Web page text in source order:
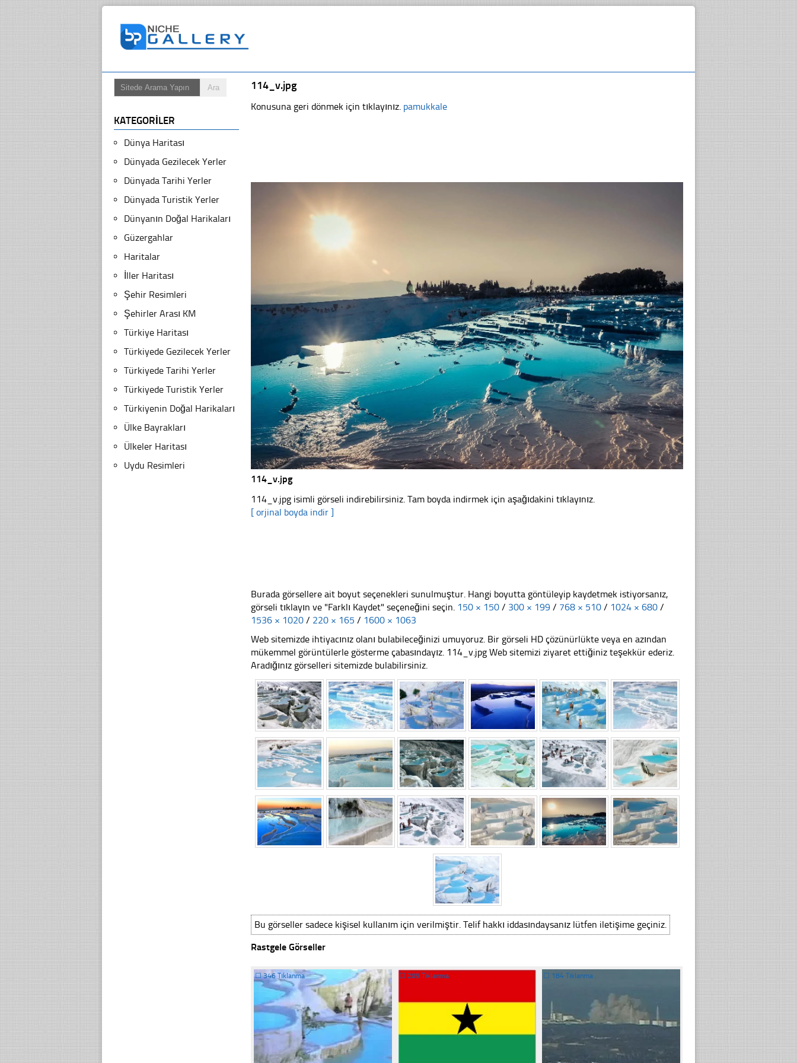
114_v.jpg
Konusuna geri dönmek için tıklayınız. pamukkale
114_v.jpg
114_v.jpg isimli görseli indirebilirsiniz. Tam boyda indirmek için aşağıdakini tıklayınız.
[ orjinal boyda indir ]
Burada görsellere ait boyut seçenekleri sunulmuştur. Hangi boyutta göntüleyip kaydetmek istiyorsanız,
görseli tıklayın ve "Farklı Kaydet" seçeneğini seçin. 150 × 150 / 300 × 199 / 768 × 510 / 1024 × 680 /
1536 × 1020 / 220 × 165 / 1600 × 1063
Web sitemizde ihtiyacınız olanı bulabileceğinizi umuyoruz. Bir görseli HD çözünürlükte veya en azından
mükemmel görüntülerle gösterme çabasındayız. 114_v.jpg Web sitemizi ziyaret ettiğiniz teşekkür ederiz.
Aradığınız görselleri sitemizde bulabilirsiniz.
Bu görseller sadece kişisel kullanım için verilmiştir. Telif hakkı iddasındaysanız lütfen iletişime geçiniz.
Rastgele Görseller
☐346 Tıklanma ☐ 209 Tıklanma ☐ 184 Tıklanma
KATEGORILER
Dünya Haritası
Dünyada Gezilecek Yerler
Dünyada Tarihi Yerler
Dünyada Turistik Yerler
Dünyanın Doğal Harikaları
Güzergahlar
Haritalar
İller Haritası
Şehir Resimleri
Şehirler Arası KM
Türkiye Haritası
Türkiyede Gezilecek Yerler
Türkiyede Tarihi Yerler
Türkiyede Turistik Yerler
Türkiyenin Doğal Harikaları
Ülke Bayrakları
Ülkeler Haritası
Uydu Resimleri